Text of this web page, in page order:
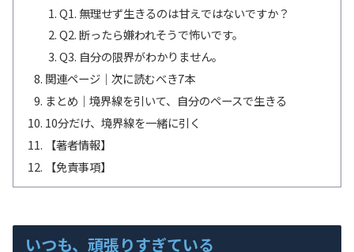
Q1. 無理せず生きるのは甘えではないですか？
Q2. 断ったら嫌われそうで怖いです。
Q3. 自分の限界がわかりません。
関連ページ｜次に読むべき7本
まとめ｜境界線を引いて、自分のペースで生きる
10分だけ、境界線を一緒に引く
【著者情報】
【免責事項】
いつも、頑張りすぎている